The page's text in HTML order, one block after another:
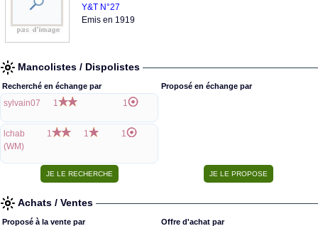
Y&T N°27
Emis en 1919
Mancolistes / Dispolistes
Recherché en échange par
sylvain07 1 1
lchab
(WM)
1 1 1
Proposé en échange par
Achats / Ventes
Proposé à la vente par Offre d'achat par